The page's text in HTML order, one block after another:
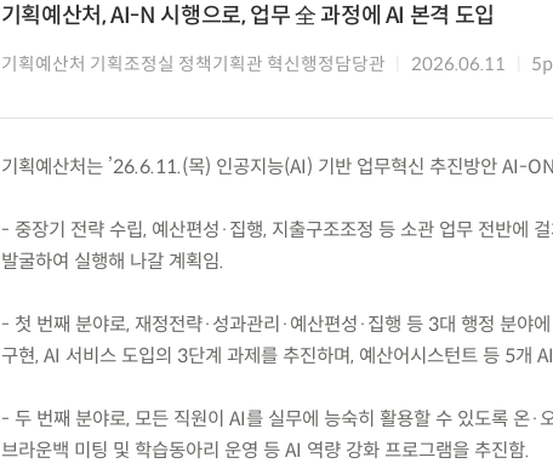
기획예산처, AI-N 시행으로, 업무 全 과정에 AI 본격 도입
기획예산처 기획조정실 정책기획관 혁신행정담당관 2026.06.11 5p
기획예산처는 ’26.6.11.(목) 인공지능(AI) 기반 업무혁신 추진방안 AI-
- 중장기 전략 수립, 예산편성·집행, 지출구조조정 등 소관 업무 전반에
발굴하여 실행해 나갈 계획임.
- 첫 번째 분야로, 재정전략·성과관리·예산편성·집행 등 3대 행정 분야
구현, AI 서비스 도입의 3단계 과제를 추진하며, 예산어시스턴트 등 5개
- 두 번째 분야로, 모든 직원이 AI를 실무에 능숙히 활용할 수 있도록 온·
브라운백 미팅 및 학습동아리 운영 등 AI 역량 강화 프로그램을 추진함.